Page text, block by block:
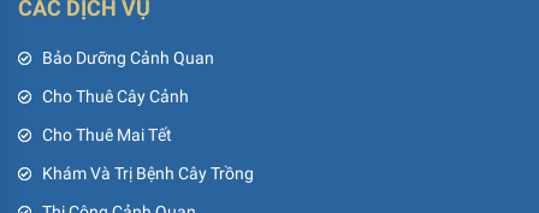
CÁC DỊCH VỤ
Bảo Dưỡng Cảnh Quan
Cho Thuê Cây Cảnh
Cho Thuê Mai Tết
Khám Và Trị Bệnh Cây Trồng